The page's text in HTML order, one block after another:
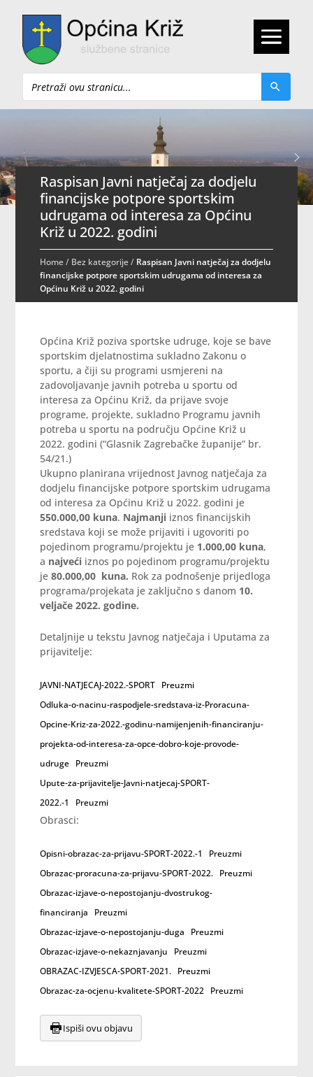
Pretraži
Raspisan Javni natječaj za dodjelu
financijske potpore sportskim
udrugama od interesa za Općinu
Križ u 2022. godini
Home/ Bez kategorije/ Raspisan Javni natječaj za dodjelu
financijske potpore sportskim udrugama od interesa za
Općinu Križ u 2022. godini
Općina Križ poziva sportske udruge, koje se bave
sportskim djelatnostima sukladno Zakonu o
sportu, a čiji su programi usmjereni na
zadovoljavanje javnih potreba u sportu od
interesa za Općinu Križ, da prijave svoje
programe, projekte, sukladno Programu javnih
potreba u sportu na području Općine Križ u
2022. godini (“Glasnik Zagrebačke županije” br.
54/21.)
Ukupno planirana vrijednost Javnog natječaja za
dodjelu financijske potpore sportskim udrugama
od interesa za Općinu Križ u 2022. godini je
550.000,00 kuna. Najmanji iznos financijskih
sredstava koji se može prijaviti i ugovoriti po
pojedinom programu/projektu je 1.000,00 kuna,
a najveći iznos po pojedinom programu/projektu
je80.000,00 kuna. Rok za podnošenje prijedloga
programa/projekata je zaključno s danom 10.
veljače 2022. godine.
Detaljnije u tekstu Javnog natječaja i Uputama za
prijavitelje:
JAVNI-NATJECAJ-2022.-SPORT Preuzmi
Odluka-o-nacinu-raspodjele-sredstava-iz-Proracuna-
Opcine-Kriz-za-2022.-godinu-namijenjenih-financiranju-
projekta-od-interesa-za-opce-dobro-koje-provode-
udruge Preuzmi
Upute-za-prijavitelje-Javni-natjecaj-SPORT-
2022.-1
Preuzmi
Obrasci:
Opisni-obrazac-za-prijavu-SPORT-2022.-1
Preuzmi
Obrazac-proracuna-za-prijavu-SPORT-2022. Preuzmi
Obrazac-izjave-o-nepostojanju-dvostrukog-
financiranja
Preuzmi
Obrazac-izjave-o-nepostojanju-duga
Preuzmi
Obrazac-izjave-o-nekaznjavanju
Preuzmi
OBRAZAC-IZVJESCA-SPORT-2021. Preuzmi
Obrazac-za-ocjenu-kvalitete-SPORT-2022 Preuzmi
Ispiši ovu objavu